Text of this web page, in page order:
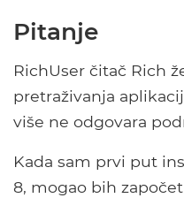
Pitanje
RichUser čitač Rich
pretraživanja
više ne odgovara
Kada sam prvi put
8, mogao bih